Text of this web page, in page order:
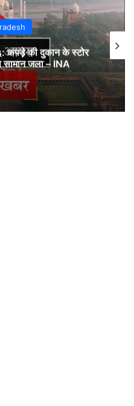
की दुकान के स्टोर
जला – INA